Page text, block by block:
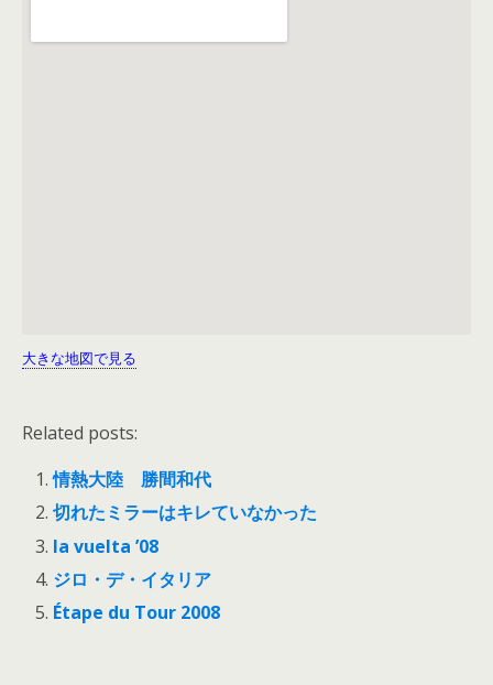
大きな地図で見る
Related posts:
情熱大陸 勝間和代
切れたミラーはキレていなかった
la vuelta ’08
ジロ・デ・イタリア
Étape du Tour 2008